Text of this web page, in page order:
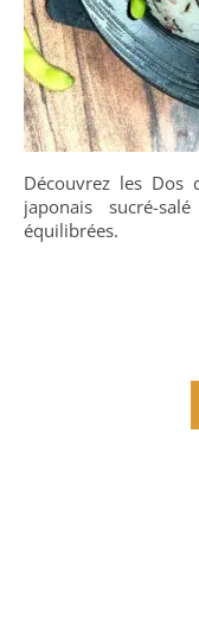
Découvrez les Dos de cabillaud Miso et ponzu, un plat
japonais sucré-
équilibrées.